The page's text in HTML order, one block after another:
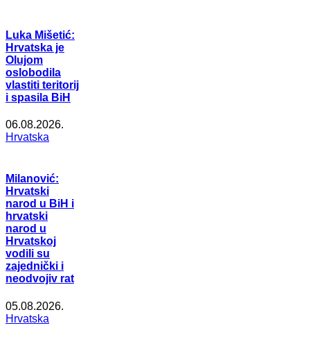
Luka Mišetić:
Hrvatska je
Olujom
oslobodila
vlastiti teritorij
i spasila BiH
06.08.2026.
Hrvatska
Milanović:
Hrvatski
narod u BiH i
hrvatski
narod u
Hrvatskoj
vodili su
zajednički i
neodvojiv rat
05.08.2026.
Hrvatska